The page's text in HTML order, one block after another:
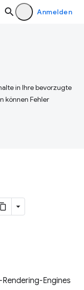
Anmelden
in Ihre bevorzugte
können Fehler
Engines